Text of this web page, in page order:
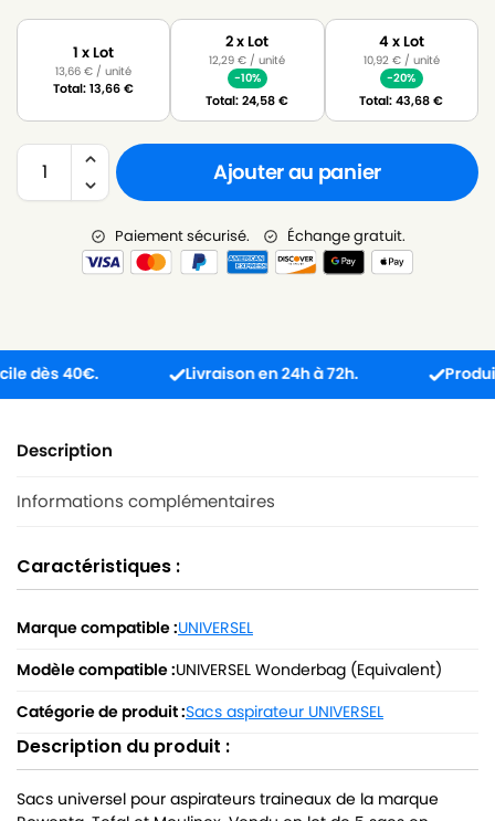
1 x Lot
13,66€ / unité
Total:13,66€
2 x Lot
12,29€ / unité
-10%
Total:24,58€
4 x Lot
10,92 €/ unité
-20%
Total:43,68€
Ajouter au panier
Paiement sécurisé. Échange gratuit.
40€. Livraison en 24h à 72h. Produit
Description
Informations complémentaires
Caractéristiques :
Marque compatible :UNIVERSEL
Modèle compatible :UNIVERSEL Wonderbag (Equivalent)
Catégorie de produit :Sacs aspirateur UNIVERSEL
Description du produit :
Sacs universel pour aspirateurs traineaux de la marque